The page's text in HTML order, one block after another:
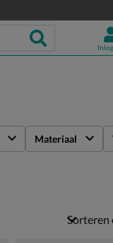
Materiaal
Sorteren